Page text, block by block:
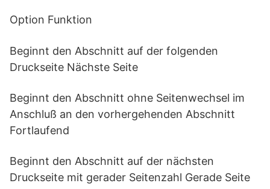
Option Funktion
Beginnt den Abschnitt auf der folgenden
Druckseite Nächste Seite
Beginnt den Abschnitt ohne Seitenwechsel im
Anschluß an den vorhergehenden Abschnitt
Fortlaufend
Beginnt den Abschnitt auf der nächsten
Druckseite mit gerader Seitenzahl Gerade Seite